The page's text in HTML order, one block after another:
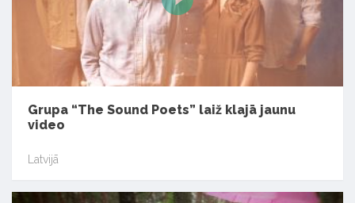
Grupa “The Sound Poets” laiž klajā jaunu
video
Latvijā